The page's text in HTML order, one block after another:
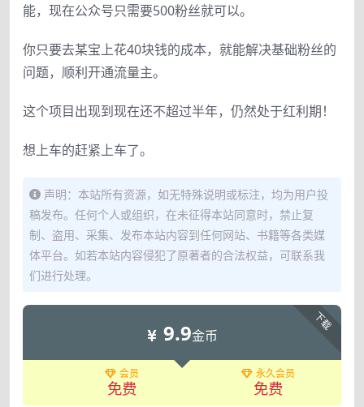
能，现在公众号只需要500粉丝就可以。
你只要去某宝上花40块钱的成本，就能解决基础粉丝的
问题，顺利开通流量主。
这个项目出现到现在还不超过半年，仍然处于红利期！
想上车的赶紧上车了。
声明：本站所有资源，如无特殊说明或标注，均为用户投
稿发布。任何个人或组织，在未征得本站同意时，禁止复
制、盗用、采集、发布本站内容到任何网站、书籍等各类媒
体平台。如若本站内容侵犯了原著者的合法权益，可联系我
们进行处理。
下载
9.9金币
会员
免费
永久会员
免费